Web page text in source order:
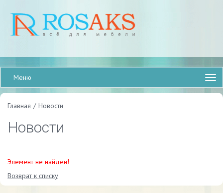
Меню
Главная / Новости
Новости
Элемент не найден!
Возврат к списку